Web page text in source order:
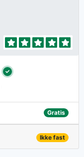
Gratis
Ikke fast